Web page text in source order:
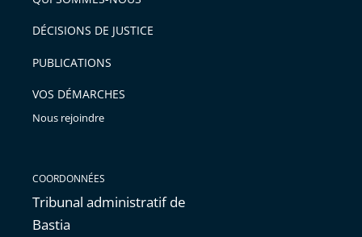
après
pour
avant
DÉCISIONS DE JUSTICE
PUBLICATIONS
VOS DÉMARCHES
Nous rejoindre
COORDONNÉES
Tribunal administratif de
Bastia